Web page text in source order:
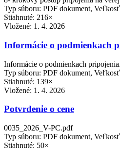
Typ súboru: PDF dokument,
Stiahnuté: 216×
Vložené: 1. 4. 2026
Informácie o podmienkach
Informácie o podmienkach
Typ súboru: PDF dokument,
Stiahnuté: 139×
Vložené: 1. 4. 2026
Potvrdenie o cene
0035_2026_V-PC.pdf
Typ súboru: PDF dokument,
Stiahnuté: 50×